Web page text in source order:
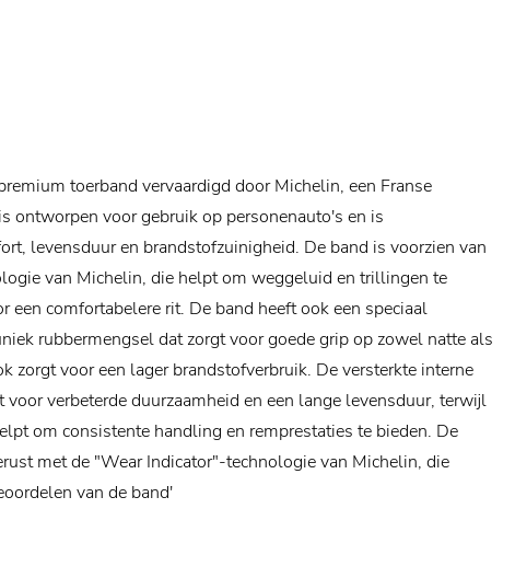
toerband vervaardigd door Michelin, een Franse
ontworpen voor gebruik op personenauto's en is
levensduur en brandstofzuinigheid. De band is voorzien van
van Michelin, die helpt om weggeluid en trillingen te
een comfortabelere rit. De band heeft ook een speciaal
rubbermengsel dat zorgt voor goede grip op zowel natte als
zorgt voor een lager brandstofverbruik. De versterkte interne
voor verbeterde duurzaamheid en een lange levensduur, terwijl
om consistente handling en remprestaties te bieden. De
met de "Wear Indicator"-technologie van Michelin, die
van de band'